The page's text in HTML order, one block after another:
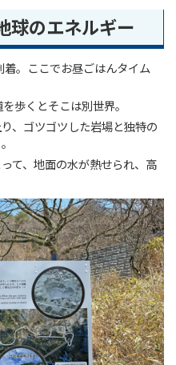
球のエネルギー
。ここでお昼ごはんタイム
歩くとそこは別世界。
、ゴツゴツした岩場と独特の
て、地面の水が熱せられ、高